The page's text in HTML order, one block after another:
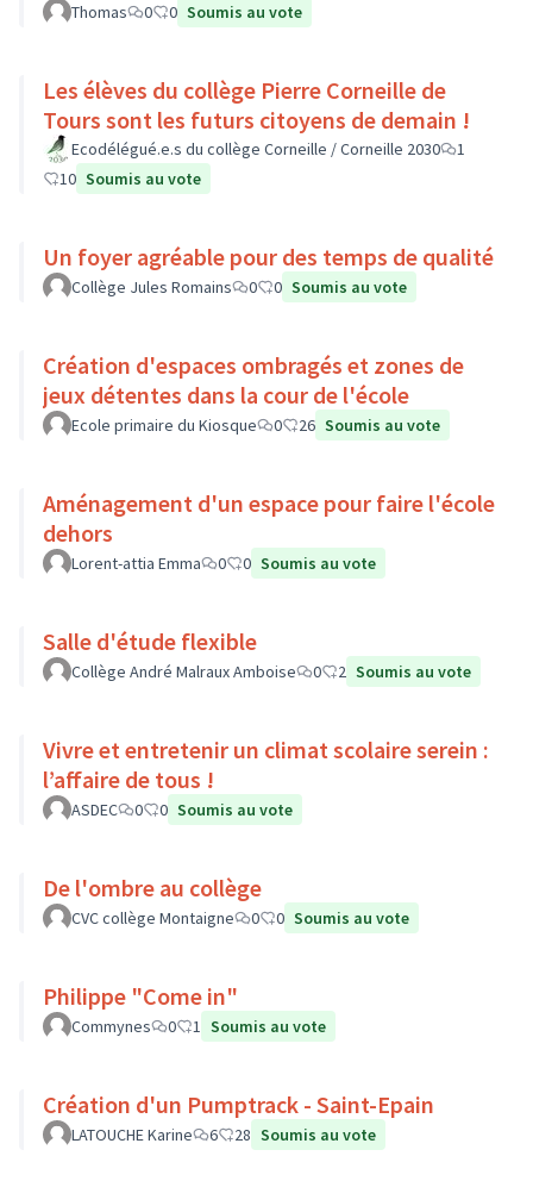
Thomas 0 0 Soumis au vote
Les élèves du collège Pierre Corneille de
Tours sont les futurs citoyens de demain !
Ecodélégué.e.s du collège Corneille / Corneille 2030
1
10 Soumis au vote
Un foyer agréable pour des temps de qualité
Collège Jules Romains 0 0 Soumis au vote
Création d'espaces ombragés et zones de
jeux détentes dans la cour de l'école
Ecole primaire du Kiosque 0 26 Soumis au vote
Aménagement d'un espace pour faire l'école
dehors
Lorent-attia Emma 0 0 Soumis au vote
Salle d'étude flexible
Collège André Malraux Amboise 0 2 Soumis au vote
Vivre et entretenir un climat scolaire serein :
l’affaire de tous !
ASDEC 0 0 Soumis au vote
De l'ombre au collège
CVC collège Montaigne 0 0 Soumis au vote
Philippe "Come in"
Commynes 0 1 Soumis au vote
Création d'un Pumptrack - Saint-Epain
LATOUCHE Karine 6 28 Soumis au vote